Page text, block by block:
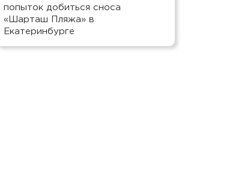
попыток добиться сноса
«Шарташ Пляжа» в
Екатеринбурге